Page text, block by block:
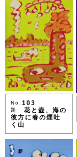
No. 103
題
花と壺、海の
彼方に春の煙吐
く山